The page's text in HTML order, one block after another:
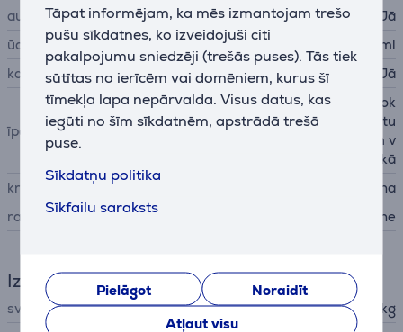
Tāpat informējam, ka mēs izmantojam trešo
pušu sīkdatnes, ko izveidojuši citi
pakalpojumu sniedzēji (trešās puses). Tās tiek
sūtītas no ierīcēm vai domēniem, kurus šī
tīmekļa lapa nepārvalda. Visus datus, kas
iegūti no šīm sīkdatnēm, apstrādā trešā
puse.
Sīkdatņu politika
Sīkfailu saraksts
Pielāgot
Noraidīt
Atļaut visu
automātiska izslēgšana
Jā
ūdens rezervuāra ietilpība
1800 ml
katlakmens novēršana
Jā
īpašības
teleskopiskā kājiņa, viegls rok
turis, var izmantot nefiltrētu
krāna ūdeni, gatavs darbam v
ienas minūtes laikā
krāsa
melna
ražotājs
SteamOne
Izmēri
svars 6,13 kg